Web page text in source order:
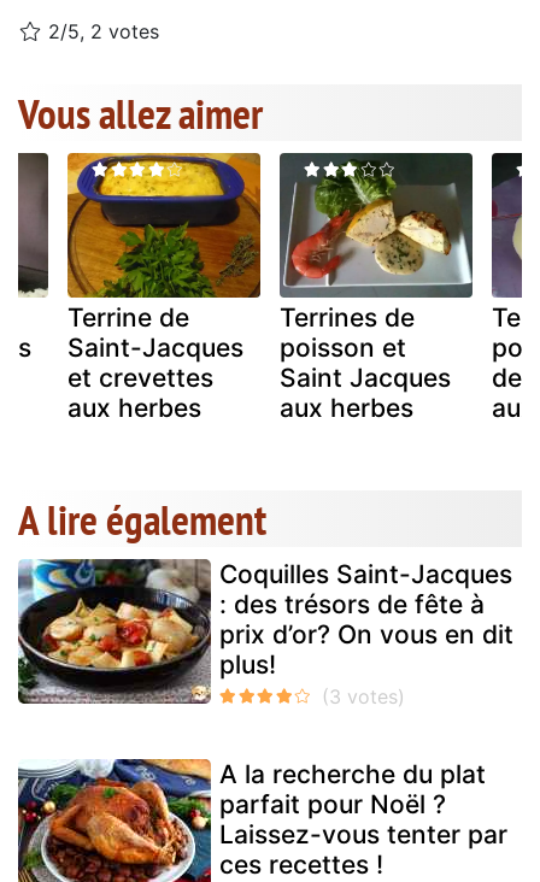
2/5, 2 votes
Vous allez aimer
Terrine de
Saint-Jacques
et crevettes
aux herbes
Terrines de
poisson et
Saint Jacques
aux herbes
de
A lire également
Coquilles Saint-Jacques
: des trésors de fête à
prix d’or? On vous en dit
plus!
A la recherche du plat
parfait pour Noël ?
Laissez-vous tenter par
ces recettes !